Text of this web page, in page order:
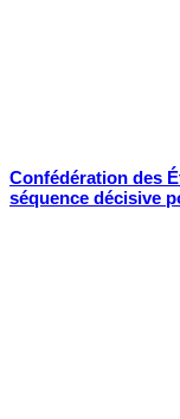
Confédération des
séquence décisive